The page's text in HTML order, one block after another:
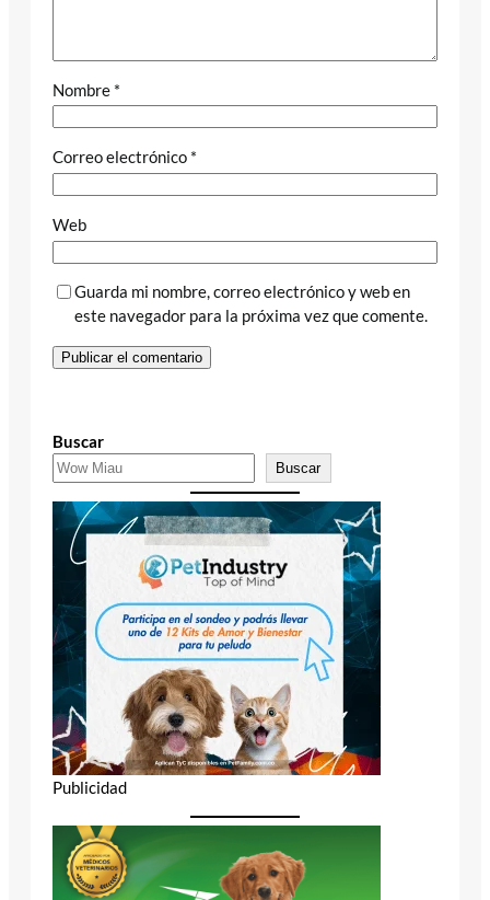
Nombre *
Correo electrónico *
Web
Guarda mi nombre, correo electrónico y web en
este navegador para la próxima vez que comente.
Buscar
Buscar
Publicidad